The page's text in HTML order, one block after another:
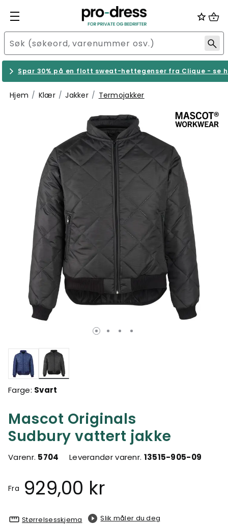
Spar 30% på en flott sweat-hettegenser fra Clique - se
Hjem Klær Jakker Termojakker
Mascot Originals
Sudbury vattert jakke
Varenr. 5704 Leverandør varenr. 13515-905-09
Fra 929,00 kr
valgte
Farge: Svart
Størrelsesskjema
Slik måler du deg